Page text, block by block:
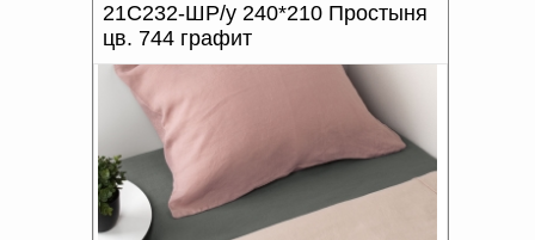
21С232-ШР/у 240*210 Простыня
цв. 744 графит